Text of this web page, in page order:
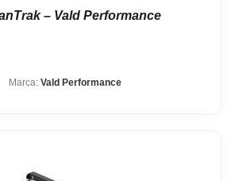
– Vald Performance
Marca: Vald Performance